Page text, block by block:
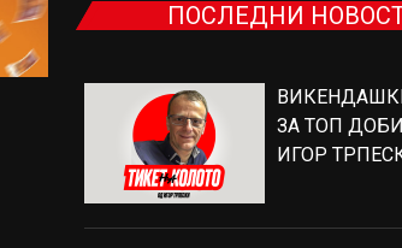
ПОСЛЕДНИ
ЗА ТОП
ИГОР